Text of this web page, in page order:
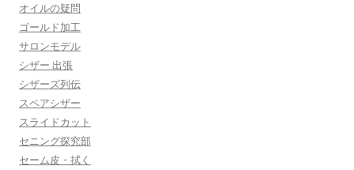
オイルの疑問
ゴールド加工
サロンモデル
シザー 出張
シザーズ列伝
スペアシザー
スライドカット
セニング探究部
セーム皮・拭く